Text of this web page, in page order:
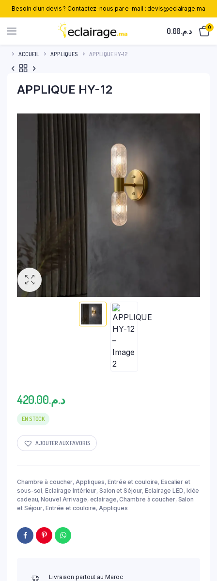
Besoin d'un devis ? Contactez-nous par e-mail : devis@eclairage.ma
د.م.0.00 0
ACCUEIL APPLIQUES APPLIQUE HY-12
APPLIQUE HY-12
د.م.420.00
EN STOCK
AJOUTER AUX FAVORIS
Chambre à coucher,Appliques,Entrée et couloire,Escalier et
sous-sol,Eclairage Intérieur, Salon et Séjour,Eclairage LED, Idée
cadeau,Nouvel Arrivage, eclairage,Chambre à coucher, Salon
et Séjour, Entrée et couloire, Appliques
Livraison partout au Maroc